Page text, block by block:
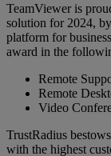
TeamViewer is
solution for 2024,
platform for
award in the
Remote
Remote
Video
TrustRadius
with the highest